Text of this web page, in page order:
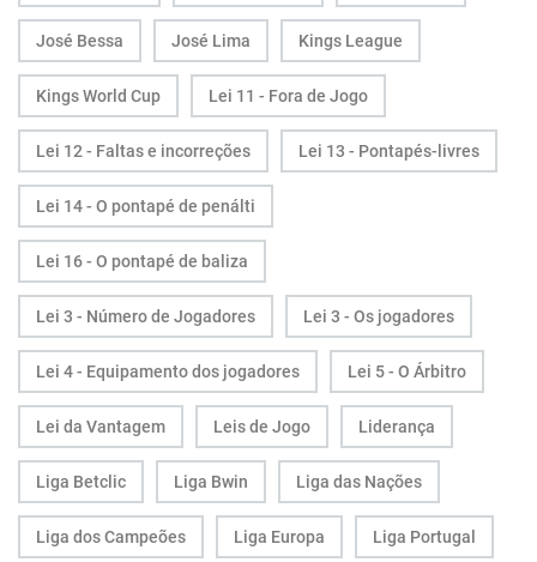
José Bessa José Lima Kings League
Kings World Cup Lei 11 - Fora de Jogo
Lei 12 - Faltas e incorreções Lei 13 - Pontapés-livres
Lei 14 - O pontapé de penálti
Lei 16 - O pontapé de baliza
Lei 3 - Número de Jogadores Lei 3 - Os jogadores
Lei 4 - Equipamento dos jogadores Lei 5 - O Árbitro
Lei da Vantagem Leis de Jogo Liderança
Liga Betclic Liga Bwin Liga das Nações
Liga dos Campeões Liga Europa Liga Portugal